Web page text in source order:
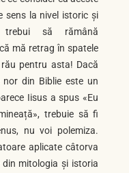
sens la nivel istoric și
să rămână
mă retrag în spatele
pentru asta! Dacă
din Biblie este un
Iisus a spus «Eu
trebuie să fi
nu voi polemiza.
aplicate câtorva
mitologia și istoria